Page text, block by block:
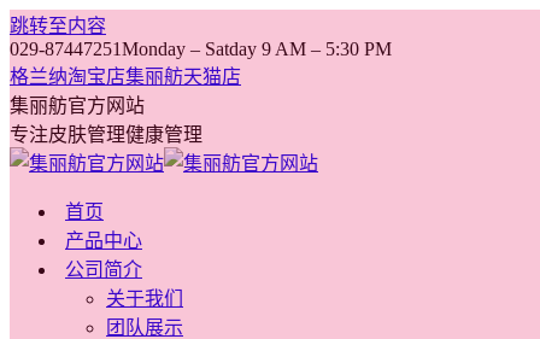
跳转至内容
029-87447251Monday – Satday 9 AM – 5:30 PM
格兰纳淘宝店集丽舫天猫店
集丽舫官方网站
专注皮肤管理健康管理
首页
产品中心
公司简介
关于我们
团队展示